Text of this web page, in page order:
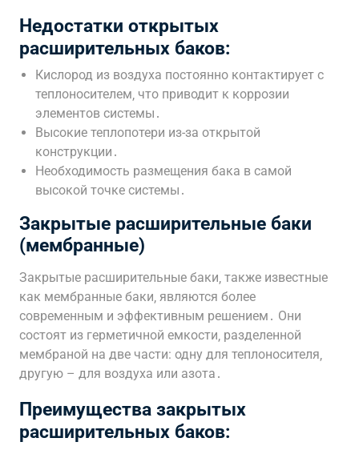
Недостатки открытых
расширительных баков:
Кислород из воздуха постоянно контактирует с
теплоносителем‚ что приводит к коррозии
элементов системы․
Высокие теплопотери из-за открытой
конструкции․
Необходимость размещения бака в самой
высокой точке системы․
Закрытые расширительные баки
(мембранные)
Закрытые расширительные баки‚ также известные
как мембранные баки‚ являются более
современным и эффективным решением․ Они
состоят из герметичной емкости‚ разделенной
мембраной на две части: одну для теплоносителя‚
другую – для воздуха или азота․
Преимущества закрытых
расширительных баков: